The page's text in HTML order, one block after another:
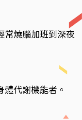
常燒腦加班到深夜
體代謝機能者。